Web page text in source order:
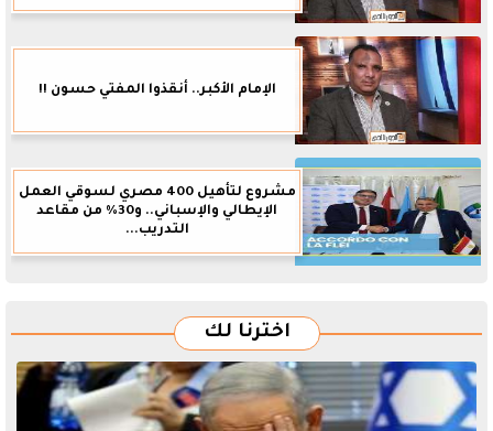
الإمام الأكبر.. أنقذوا المفتي حسون !!
مشروع لتأهيل 400 مصري لسوقي العمل
الإيطالي والإسباني.. و30% من مقاعد
التدريب...
اخترنا لك